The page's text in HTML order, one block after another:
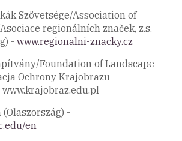
Szövetsége/Association of
regionálních značek, z.s.
- www.regionalni-znacky.cz
Foundation of Landscape
Ochrony Krajobrazu
-
en